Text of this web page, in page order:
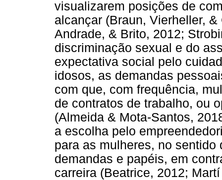
visualizarem posições de
alcançar (Braun, Vierheller,
Andrade, & Brito, 2012;
discriminação sexual e do
expectativa social pelo
idosos, as demandas
com que, com frequência,
de contratos de trabalho, ou
(Almeida & Mota-Santos,
a escolha pelo
para as mulheres, no
demandas e papéis, em
carreira (Beatrice, 2012;